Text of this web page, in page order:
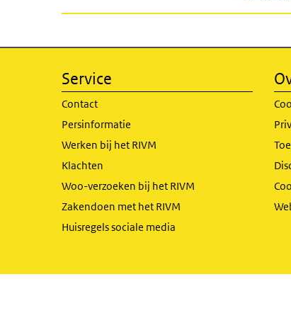
Service
Contact
Persinformatie
Werken bij het RIVM
Klachten
Woo-verzoeken bij het RIVM
Zakendoen met het RIVM
Huisregels sociale media